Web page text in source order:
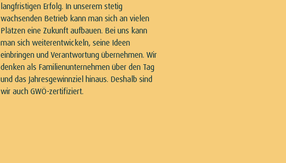
langfristigen Erfolg. In unserem stetig
wachsenden Betrieb kann man sich an vielen
Plätzen eine Zukunft aufbauen. Bei uns kann
man sich weiterentwickeln, seine Ideen
einbringen und Verantwortung übernehmen. Wir
denken als Familienunternehmen über den Tag
und das Jahresgewinnziel hinaus. Deshalb sind
wir auch GWÖ-zertifiziert.